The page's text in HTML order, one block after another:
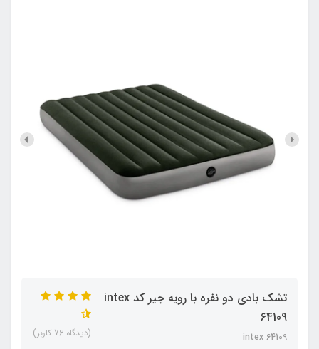
تشک بادی دو نفره با رویه جیر کد intex
64109
intex 64109 (دیدگاه 76 کاربر)